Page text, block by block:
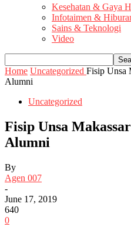
Kesehatan & Gaya
Infotaimen &
Sains & Teknologi
Video
Home Uncategorized Fisip Unsa
Alumni
Uncategorized
Fisip Unsa
Alumni
By
Agen 007
-
June 17, 2019
640
0